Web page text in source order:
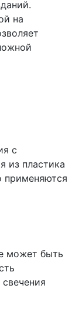
на
с
из пластика
применяются
может быть